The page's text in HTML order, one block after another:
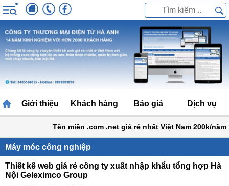
Giới thiệu Khách hàng Báo giá Dịch vụ
Tên miền .com .net giá rẻ nhất Việt Nam 200k/năm
Máy móc công nghiệp
Thiết kế web giá rẻ công ty xuất nhập khẩu tổng hợp Hà
Nội Geleximco Group